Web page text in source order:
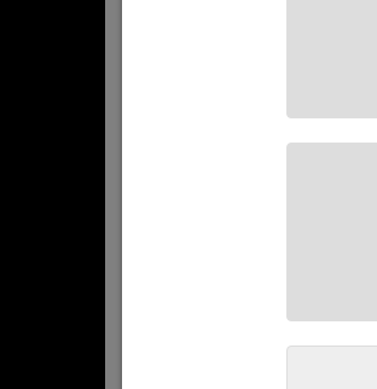
PLATEAUX DE FROMAGES